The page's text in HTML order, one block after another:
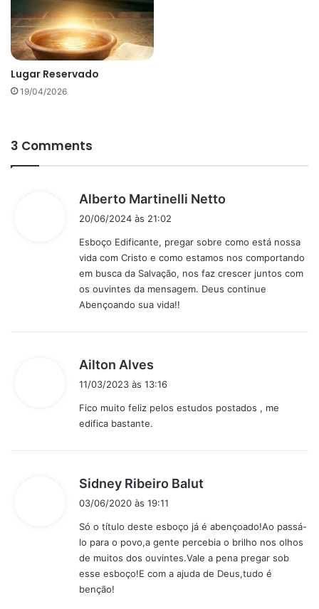
Lugar Reservado
19/04/2026
3 Comments
Alberto Martinelli Netto
s
e
:
20/06/2024 às 21:02
Esboço Edificante, pregar sobre como está nossa
vida com Cristo e como estamos nos comportando
em busca da Salvação, nos faz crescer juntos com
os ouvintes da mensagem. Deus continue
Abençoando sua vida!!
Ailton Alves
s
11/03/2023 às 13:16
Fico muito feliz pelos estudos postados , me
edifica bastante.
Sidney Ribeiro Balut
s
e
:
03/06/2020 às 19:11
Só o título deste esboço já é abençoado!Ao passá-
lo para o povo,a gente percebia o brilho nos olhos
de muitos dos ouvintes.Vale a pena pregar sob
esse esboço!E com a ajuda de Deus,tudo é
benção!